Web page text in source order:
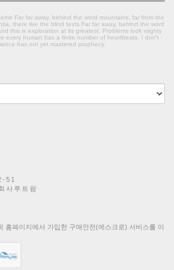
Far far away, behind the word mountains, far from the
there live the blind texts.Far far away, behind the word
this is exploration at its greatest. Problems look mighty
every human has a finite number of heartbeats. I don't
has not yet mastered prophecy.
51
사루트팜
홈페이지에서 가입한 구매안전(에스크로) 서비스를 이